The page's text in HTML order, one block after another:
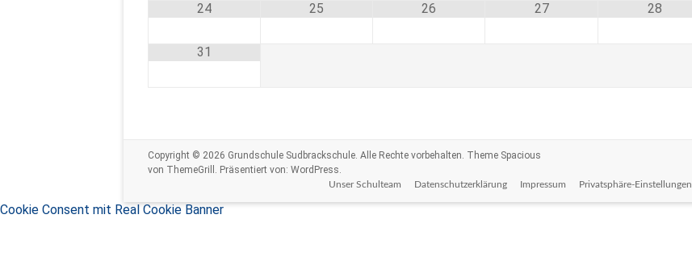
24 25 26 27 28
31
Copyright © 2026 Grundschule Sudbrackschule. Alle Rechte vorbehalten. Theme Spacious
von ThemeGrill. Präsentiert von: WordPress.
Unser Schulteam Datenschutzerklärung Impressum Privatsphäre-Einstellungen
Cookie Consent mit Real Cookie Banner